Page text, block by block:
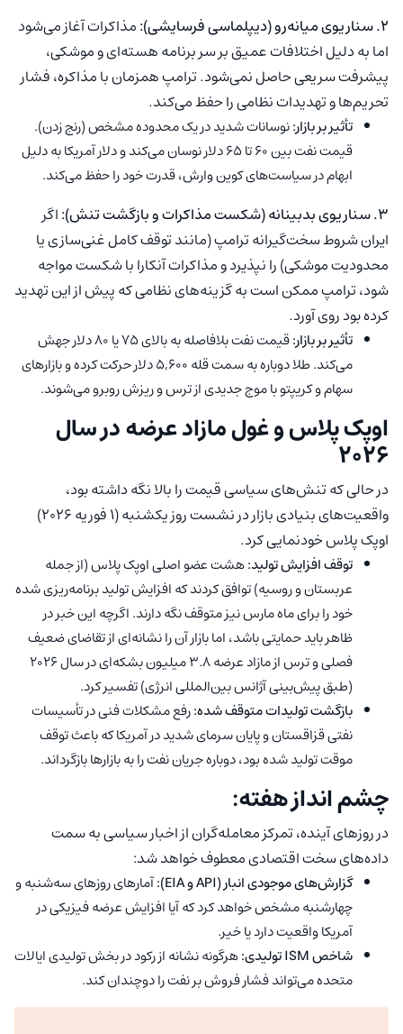
۲. سناریوی میانه‌رو (دیپلماسی فرسایشی):
مذاکرات آغاز می‌شود
اما به دلیل اختلافات عمیق بر سر برنامه هسته‌ای و موشکی،
پیشرفت سریعی حاصل نمی‌شود. ترامپ همزمان با مذاکره، فشار
تحریم‌ها و تهدیدات نظامی را حفظ می‌کند.
تأثیر بر بازار:نوسانات شدید در یک محدوده مشخص (رنج زدن).
قیمت نفت بین ۶۰ تا ۶۵ دلار نوسان می‌کند و دلار آمریکا به دلیل
ابهام در سیاست‌های کوین وارش، قدرت خود را حفظ می‌کند.
۳. سناریوی بدبینانه (شکست مذاکرات و بازگشت تنش):
اگر
ایران شروط سخت‌گیرانه ترامپ (مانند توقف کامل غنی‌سازی یا
محدودیت موشکی) را نپذیرد و مذاکرات آنکارا با شکست مواجه
شود، ترامپ ممکن است به گزینه‌های نظامی که پیش از این تهدید
کرده بود روی آورد.
تأثیر بر بازار:
قیمت نفت بلافاصله به بالای ۷۵ یا ۸۰ دلار جهش
می‌کند. طلا دوباره به سمت قله ۵,۶۰۰ دلار حرکت کرده و بازارهای
سهام و کریپتو با موج جدیدی از ترس و ریزش روبرو می‌شوند.
اوپک پلاس و غول مازاد عرضه در سال
۲۰۲۶
در حالی که تنش‌های سیاسی قیمت را بالا نگه داشته بود،
واقعیت‌های بنیادی بازار در نشست روز یکشنبه (۱ فوریه ۲۰۲۶)
اوپک پلاس خودنمایی کرد.
توقف افزایش تولید:هشت عضو اصلی اوپک پلاس (از جمله
عربستان و روسیه) توافق کردند که افزایش تولید برنامه‌ریزی شده
خود را برای ماه مارس نیز متوقف نگه دارند. اگرچه این خبر در
ظاهر باید حمایتی باشد، اما بازار آن را نشانه‌ای از تقاضای ضعیف
فصلی و ترس از مازاد عرضه ۳.۸ میلیون بشکه‌ای در سال ۲۰۲۶
(طبق پیش‌بینی آژانس بین‌المللی انرژی) تفسیر کرد.
بازگشت تولیدات متوقف شده:رفع مشکلات فنی در تأسیسات
نفتی قزاقستان و پایان سرمای شدید در آمریکا که باعث توقف
موقت تولید شده بود، دوباره جریان نفت را به بازارها بازگرداند.
چشم انداز هفته:
در روزهای آینده، تمرکز معامله‌گران از اخبار سیاسی به سمت
داده‌های سخت اقتصادی معطوف خواهد شد:
گزارش‌های موجودی انبار (API و EIA):
آمارهای روزهای سه‌شنبه و
چهارشنبه مشخص خواهد کرد که آیا افزایش عرضه فیزیکی در
آمریکا واقعیت دارد یا خیر.
شاخص ISM تولیدی:
هرگونه نشانه از رکود در بخش تولیدی ایالات
متحده می‌تواند فشار فروش بر نفت را دوچندان کند.